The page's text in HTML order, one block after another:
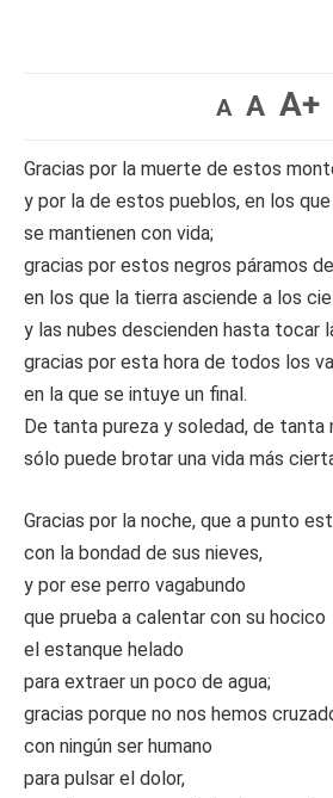
A A A+
Gracias por la muerte de estos
y por la de estos pueblos, en los
se mantienen con vida;
gracias por estos negros páramos
en los que la tierra asciende a los
y las nubes descienden hasta tocar
gracias por esta hora de todos los
en la que se intuye un final.
De tanta pureza y soledad, de tanta
sólo puede brotar una vida más
Gracias por la noche, que a punto
con la bondad de sus nieves,
y por ese perro vagabundo
que prueba a calentar con su hocico
el estanque helado
para extraer un poco de agua;
gracias porque no nos hemos
con ningún ser humano
para pulsar el dolor,